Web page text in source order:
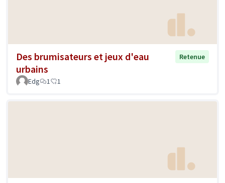
Des brumisateurs et jeux d'eau
urbains
Retenue
Edg 1 1